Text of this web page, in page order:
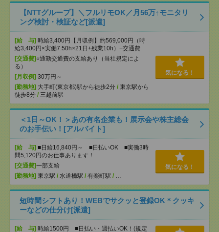
【NTTグループ】＼フルリモOK／月56万↑モニタリ
ング検討・検証など[派遣]
[給 与] 時給3,400円【月収例】約569,000円（時
給3,400円×実働7.50h×21日+残業10h）+交通費
[交通費]○通勤交通費の支給あり（当社規定によ
る）
[月収例] 30万円～
[勤務地] 大手町(東京都)駅から徒歩2分 / 東京駅から
徒歩8分 / 三越前駅
気になる！
＜1日～OK！＞あの有名企業も！展示会や株主総会
のお手伝い！[アルバイト]
[給 与] ■日給16,840円～ ■日払いOK ■実働3時
間5,120円のお仕事あります！
[交通費]一部支給
[勤務地] 東京駅 / 水道橋駅 / 有楽町駅 /
気になる！
短時間シフトあり！WEBでサクッと登録OK＊クッキ
ーなどの仕分け[派遣]
[給 与] 時給1500円 ■日払い・週払いOK！(規定